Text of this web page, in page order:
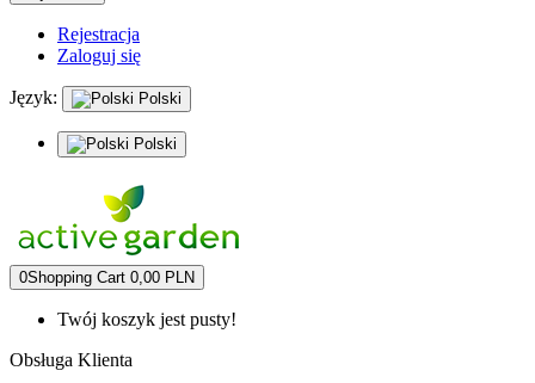
Rejestracja
Zaloguj się
Język: Polski
Polski
0Shopping Cart 0,00 PLN
Twój koszyk jest pusty!
Obsługa Klienta